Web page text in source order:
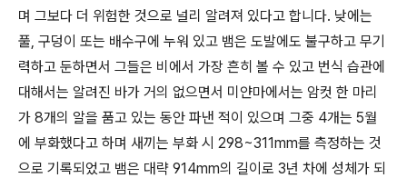
며 그보다 더 위험한 것으로 널리 알려져 있다고 합니다. 낮에는
풀, 구덩이 또는 배수구에 누워 있고 뱀은 도발에도 불구하고 무기
력하고 둔하면서 그들은 비에서 가장 흔히 볼 수 있고 번식 습관에
대해서는 알려진 바가 거의 없으면서 미얀마에서는 암컷 한 마리
가 8개의 알을 품고 있는 동안 파낸 적이 있으며 그중 4개는 5월
에 부화했다고 하며 새끼는 부화 시 298~311mm를 측정하는 것
으로 기록되었고 뱀은 대략 914mm의 길이로 3년 차에 성체가 되